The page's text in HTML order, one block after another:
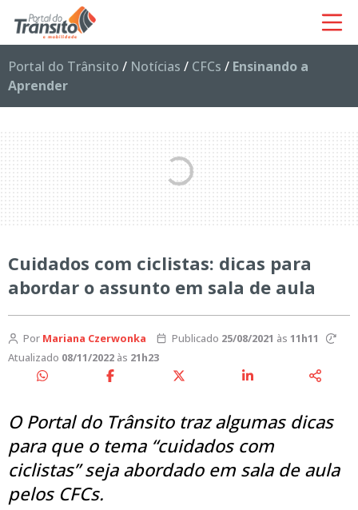
Portal do Trânsito / Notícias / CFCs / Ensinando a
Aprender
Cuidados com ciclistas: dicas para
abordar o assunto em sala de aula
Por Mariana Czerwonka Publicado 25/08/2021 às 11h11
Atualizado 08/11/2022 às 21h23
O Portal do Trânsito traz algumas dicas
para que o tema “cuidados com
ciclistas” seja abordado em sala de aula
pelos CFCs.